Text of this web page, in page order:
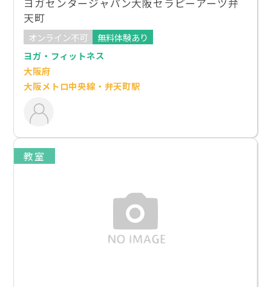
ヨガセンタージャパン大阪セラピーアーツ弁
天町
オンライン不可
無料体験あり
ヨガ・フィットネス
大阪府
大阪メトロ中央線・弁天町駅
教室